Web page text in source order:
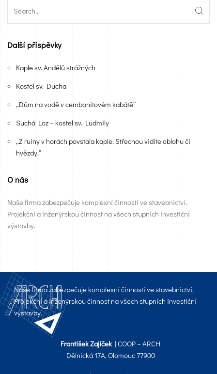
Další příspěvky
Kaple sv. Andělů strážných
Kostel sv. Ducha
„Dům na vodě v cembonitovém kabátě“
Suchá Loz – kostel sv. Ludmily
„Z ruiny v horách povstala kaple. Střechou vidíte oblohu či
hvězdy.“
O nás
Naše firma zabezpečuje komplexní činnosti ve stavebnictví.
Projekční a inženýrskou činnost na všech stupních investiční
výstavby.
Naše firma zabezpečuje komplexní činnosti ve stavebnictví.
Projekční a inženýrskou činnost na všech stupních investiční
výstavby.
František Zajíček | COOP – ARCH
Dělnická 17A, Olomouc 77900